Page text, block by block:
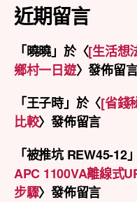
近期留言
「曉曉」於〈[生活想
鄉村一日遊〉發佈留
「王子時」於〈[省錢
比較〉發佈留言
「被推坑 REW45-12
APC 1100VA離線式
步驟〉發佈留言